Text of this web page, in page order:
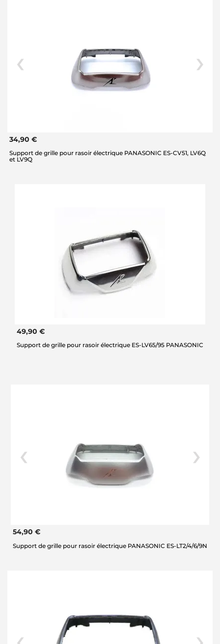
34,90 €
Support de grille pour rasoir électrique PANASONIC ES-CV51, LV6Q
et LV9Q
49,90 €
Support de grille pour rasoir électrique ES-LV65/95 PANASONIC
54,90 €
Support de grille pour rasoir électrique PANASONIC ES-LT2/4/6/9N